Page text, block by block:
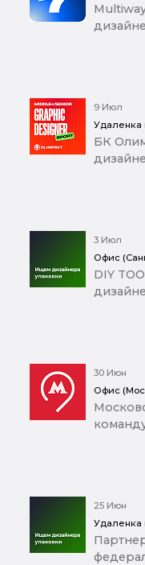
9 Июл
Удаленка
БК
3 Июл
Офис
DIY
30 Июн
Офис
25 Июн
Удаленка